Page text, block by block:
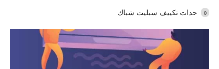
حدات تكييف سبليت شباك